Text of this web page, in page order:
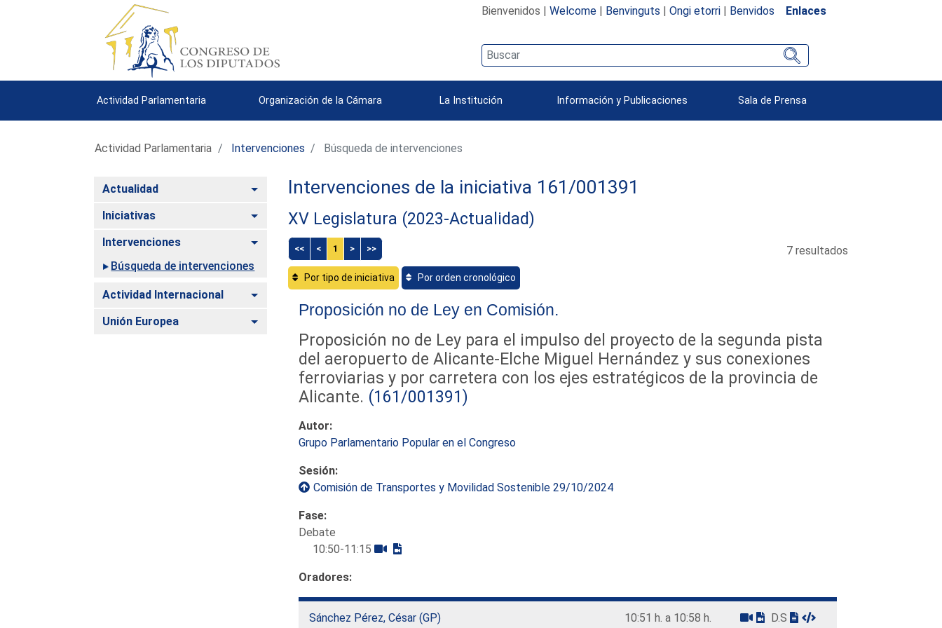
Bienvenidos | Welcome| Benvinguts | Ongi etorri| Benvidos Enlaces
Actividad Parlamentaria Organización de la Cámara La Institución Información y Publicaciones Sala de Prensa
Actividad Parlamentaria Intervenciones Búsqueda de intervenciones
Actualidad Alternar
Iniciativas Alternar
Intervenciones
Alternar
Búsqueda de intervenciones
Actividad Internacional Alternar
Unión Europea Alternar
Intervenciones de la iniciativa 161/001391
XV Legislatura (2023-Actualidad)
<< < 1 > >>
Por tipo de iniciativa Por orden cronológico
7 resultados
Proposición no de Ley en Comisión.
Proposición no de Ley para el impulso del proyecto de la segunda pista
del aeropuerto de Alicante-Elche Miguel Hernández y sus conexiones
ferroviarias y por carretera con los ejes estratégicos de la provincia de
Alicante. (161/001391)
Autor:
Grupo Parlamentario Popular en el Congreso
Sesión:
Comisión de Transportes y Movilidad Sostenible 29/10/2024
Fase:
Debate
10:50-11:15
Oradores:
Sánchez Pérez, César (GP) 10:51 h. a 10:58 h. D.S